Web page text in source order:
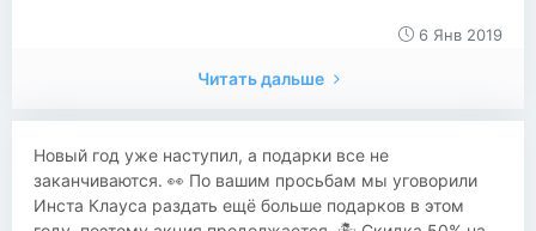
6 Янв 2019
Читать дальше
Новый год уже наступил, а подарки все не
заканчиваются. 👀 По вашим просьбам мы уговорили
Инста Клауса раздать ещё больше подарков в этом